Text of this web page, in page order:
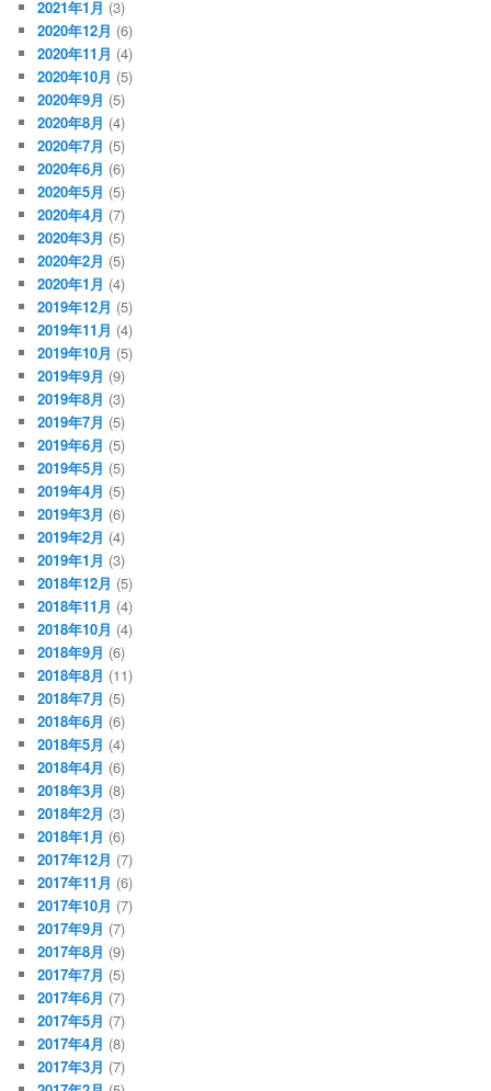
2021年1月 (3)
2020年12月 (6)
2020年11月 (4)
2020年10月 (5)
2020年9月 (5)
2020年8月 (4)
2020年7月 (5)
2020年6月 (6)
2020年5月 (5)
2020年4月 (7)
2020年3月 (5)
2020年2月 (5)
2020年1月 (4)
2019年12月 (5)
2019年11月 (4)
2019年10月 (5)
2019年9月 (9)
2019年8月 (3)
2019年7月 (5)
2019年6月 (5)
2019年5月 (5)
2019年4月 (5)
2019年3月 (6)
2019年2月 (4)
2019年1月 (3)
2018年12月 (5)
2018年11月 (4)
2018年10月 (4)
2018年9月 (6)
2018年8月 (11)
2018年7月 (5)
2018年6月 (6)
2018年5月 (4)
2018年4月 (6)
2018年3月 (8)
2018年2月 (3)
2018年1月 (6)
2017年12月 (7)
2017年11月 (6)
2017年10月 (7)
2017年9月 (7)
2017年8月 (9)
2017年7月 (5)
2017年6月 (7)
2017年5月 (7)
2017年4月 (8)
2017年3月 (7)